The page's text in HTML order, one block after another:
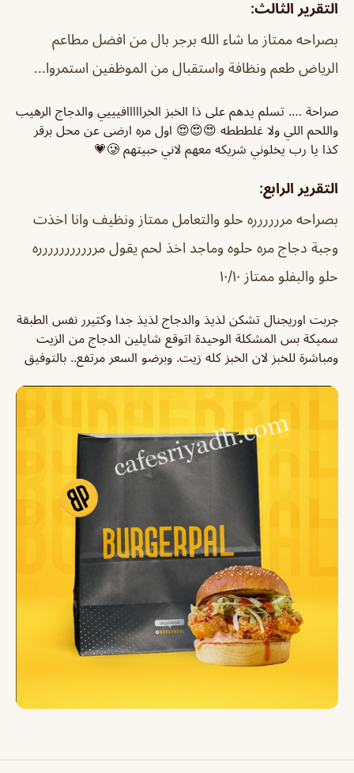
التقرير الثالث:
بصراحه ممتاز ما شاء الله برجر بال من افضل مطاعم
الرياض طعم ونظافة واستقبال من الموظفين استمروا…
صراحة …. تسلم يدهم على ذا الخبز الخرااااافيييي والدجاج الرهيب
واللحم اللي ولا غلطططه 😍😍😍 اول مره ارضى عن محل برقر
كذا يا رب يخلوني شريكه معهم لاني حبيتهم 🥲💗
التقرير الرابع:
بصراحه مرررررره حلو والتعامل ممتاز ونظيف وانا اخذت
وجبة دجاج مره حلوه وماجد اخذ لحم يقول مررررررررررره
حلو والبفلو ممتاز ١٠/١٠
جربت اوريجنال تشكن لذيذ والدجاج لذيذ جدا وكثيرر نفس الطبقة
سميكة بس المشكلة الوحيدة اتوقع شايلين الدجاج من الزيت
ومباشرة للخبز لان الخبز كله زيت. وبرضو السعر مرتفع.. بالتوفيق